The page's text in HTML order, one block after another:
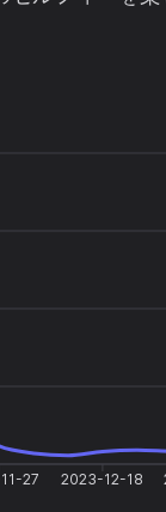
27 2023-12-18